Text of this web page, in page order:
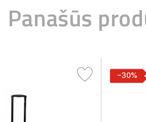
Panašūs
−30%